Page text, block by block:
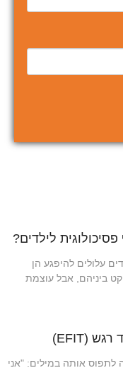
לילדים?
עלולים להיפגע הן
ביניהם, אבל עוצמת
לתפוס אותה במילים: "אני